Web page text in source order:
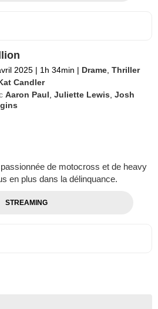
2025 | 1h 34min | Drame ,Thriller
Candler
Aaron Paul ,Juliette Lewis ,Josh
de motocross et de heavy
en plus dans la délinquance.
STREAMING